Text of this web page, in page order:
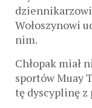
Wołoszynowi
nim.
Chłopak miał
sportów Muay
tę dyscyplinę z